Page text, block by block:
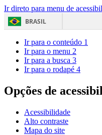
Ir direto para menu de
BRASIL
Ir para o conteúdo 1
Ir para o menu 2
Ir para a busca 3
Ir para o rodapé 4
Opções de
Acessibilidade
Alto contraste
Mapa do site